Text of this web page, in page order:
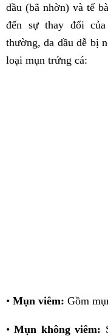
dầu (bã nhờn) và tế
đến sự thay đổi
thường, da dầu dễ bị
loại mụn trứng cá:
• Mụn viêm: Gồm
•Mụn không viêm: